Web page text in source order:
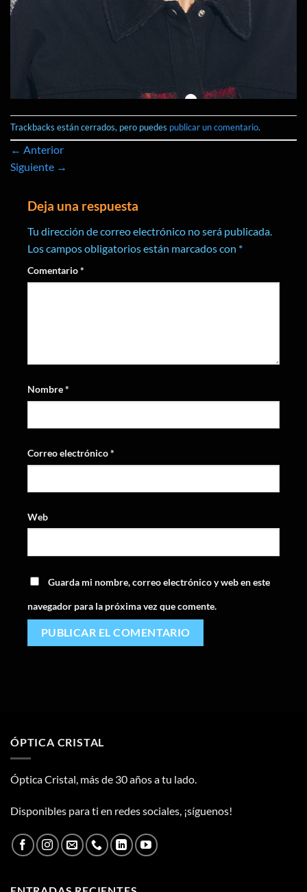
Trackbacks están cerrados, pero puedes publicar un comentario.
← Anterior
Siguiente →
Deja una respuesta
Tu dirección de correo electrónico no será publicada.
Los campos obligatorios están marcados con *
Comentario*
Nombre*
Correo electrónico*
Web
Guarda mi nombre, correo electrónico y web en este
navegador para la próxima vez que comente.
ÓPTICA CRISTAL
Óptica Cristal, más de 30 años a tu lado.
Disponibles para ti en redes sociales, ¡síguenos!